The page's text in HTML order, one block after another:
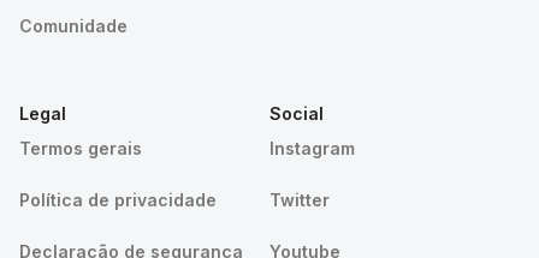
Comunidade
Legal
Termos gerais
Política de privacidade
Declaração de segurança
Social
Instagram
Twitter
Youtube